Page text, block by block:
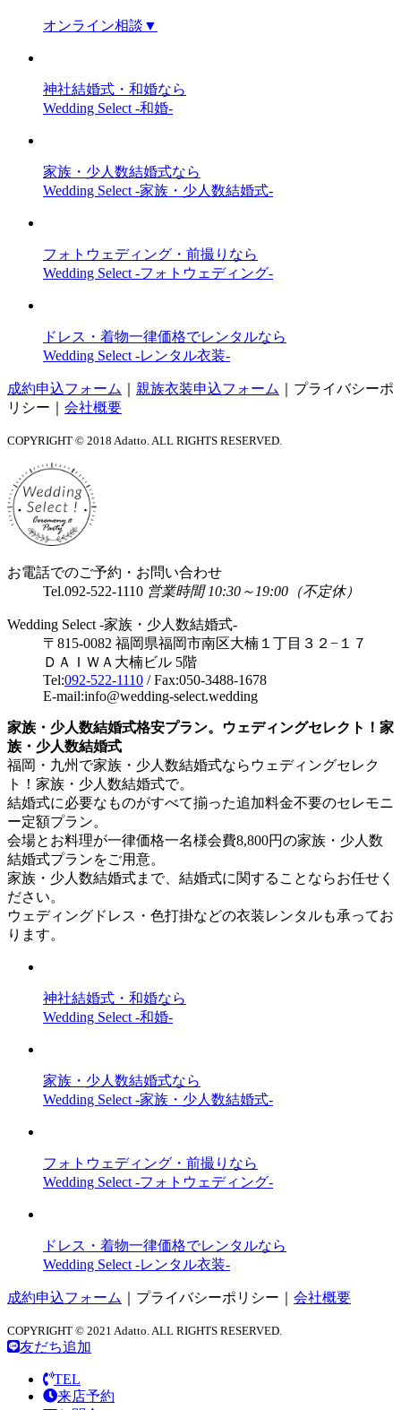
オンライン相談 ▼
神社結婚式・和婚なら
Wedding Select -和婚-
家族・少人数結婚式なら
Wedding Select -家族・少人数結婚式-
フォトウェディング・前撮りなら
Wedding Select -フォトウェディング-
ドレス・着物一律価格でレンタルなら
Wedding Select -レンタル衣装-
成約申込フォーム 親族衣装申込フォーム
プライバシーポ
リシー
会社概要
COPYRIGHT © 2018 Adatto. ALL RIGHTS RESERVED.
お電話でのご予約・お問い合わせ
Tel.092-522-1110 営業時間 10:30～19:00（不定休）
Wedding Select -家族・少人数結婚式-
〒815-0082 福岡県福岡市南区大楠１丁目３２−１７
ＤＡＩＷＡ大楠ビル 5階
Tel:092-522-1110 / Fax:050-3488-1678
E-mail:info@wedding-select.wedding
家族・少人数結婚式格安プラン。ウェディングセレクト！家
族・少人数結婚式
福岡・九州で家族・少人数結婚式ならウェディングセレク
ト！家族・少人数結婚式で。
結婚式に必要なものがすべて揃った追加料金不要のセレモニ
ー定額プラン。
会場とお料理が一律価格一名様会費8,800円の家族・少人数
結婚式プランをご用意。
家族・少人数結婚式まで、結婚式に関することならお任せく
ださい。
ウェディングドレス・色打掛などの衣装レンタルも承ってお
ります。
神社結婚式・和婚なら
Wedding Select -和婚-
家族・少人数結婚式なら
Wedding Select -家族・少人数結婚式-
フォトウェディング・前撮りなら
Wedding Select -フォトウェディング-
ドレス・着物一律価格でレンタルなら
Wedding Select -レンタル衣装-
成約申込フォーム プライバシーポリシー 会社概要
COPYRIGHT © 2021 Adatto. ALL RIGHTS RESERVED.
友だち追加
TEL
来店予約